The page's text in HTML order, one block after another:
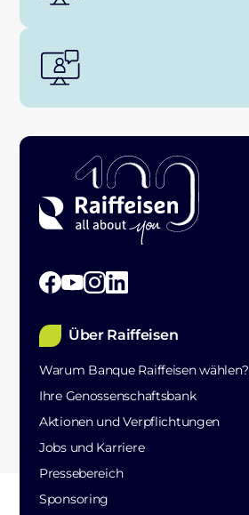
Über Raiffeisen
Warum Banque Raiffeisen wählen?
Ihre Genossenschaftsbank
Aktionen und Verpflichtungen
Jobs und Karriere
Pressebereich
Sponsoring